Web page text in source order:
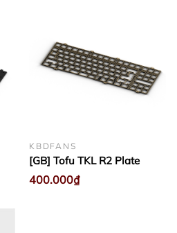
KBDFANS
[GB] Tofu TKL R2 Plate
400.000₫